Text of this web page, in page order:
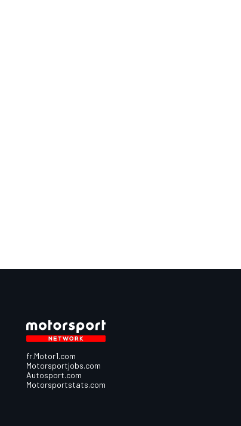
fr.Motor1.com
Motorsportjobs.com
Autosport.com
Motorsportstats.com